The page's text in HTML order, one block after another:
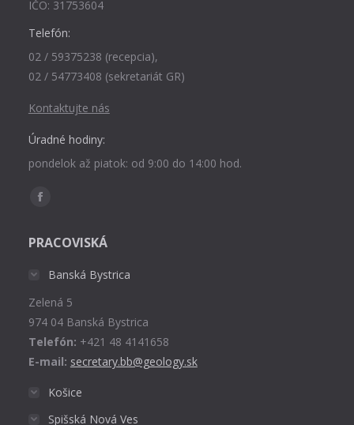
IČO: 31753604
Telefón:
02 / 59375238 (recepcia),
02 / 54773408 (sekretariát GR)
Kontaktujte nás
Úradné hodiny:
pondelok až piatok: od 9:00 do 14:00 hod.
Find us on:
Facebook
opens
window
PRACOVISKÁ
Banská Bystrica
Zelená 5
974 04 Banská Bystrica
Telefón: +421 48 4141658
E-mail: secretary.bb@geology.sk
Košice
Spišská Nová Ves